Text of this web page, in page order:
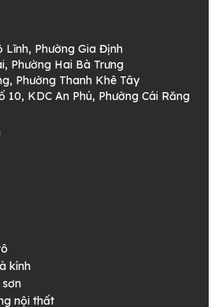
Lĩnh, Phường Gia Định
Phường Hai Bà Trưng
Phường Thanh Khê Tây
10, KDC An Phú, Phường Cái Răng
kính
nội thất